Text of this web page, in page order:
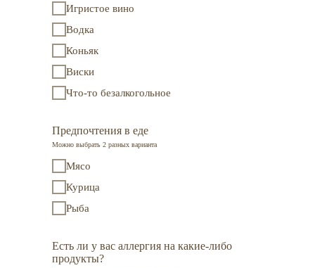
Игристое вино
Водка
Коньяк
Виски
Что-то безалкогольное
Предпочтения в еде
Можно выбрать 2 разных варианта
Мясо
Курица
Рыба
Есть ли у вас аллергия на какие-либо
продукты?